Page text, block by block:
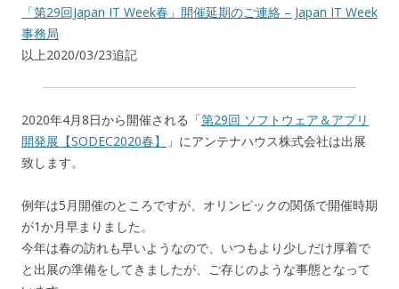
「第29回Japan IT Week春」開催延期のご連絡 – Japan IT Week
事務局
以上2020/03/23追記
2020年4月8日から開催される「第29回 ソフトウェア＆アプリ
開発展【SODEC2020春】
」にアンテナハウス株式会社は出展
致します。
例年は5月開催のところですが、オリンピックの関係で開催時期
が1か月早まりました。
今年は春の訪れも早いようなので、いつもより少しだけ厚着で
と出展の準備をしてきましたが、ご存じのような事態となって